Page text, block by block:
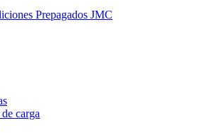
Prepagados JMC
carga